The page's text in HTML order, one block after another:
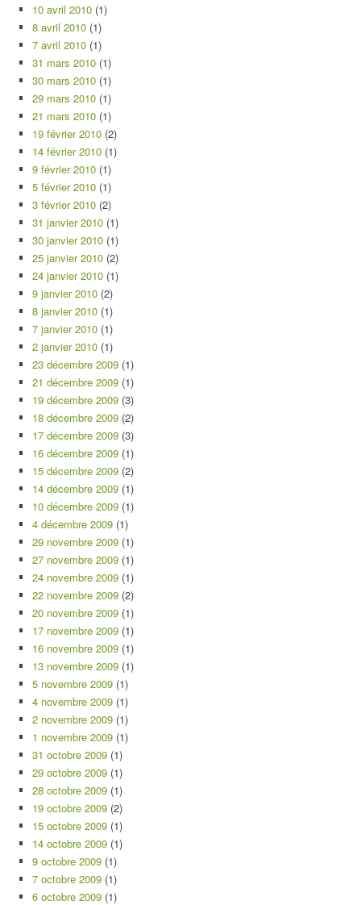
10 avril 2010 (1)
8 avril 2010 (1)
7 avril 2010 (1)
31 mars 2010 (1)
30 mars 2010 (1)
29 mars 2010 (1)
21 mars 2010 (1)
19 février 2010 (2)
14 février 2010 (1)
9 février 2010 (1)
5 février 2010 (1)
3 février 2010 (2)
31 janvier 2010 (1)
30 janvier 2010 (1)
25 janvier 2010 (2)
24 janvier 2010 (1)
9 janvier 2010 (2)
8 janvier 2010 (1)
7 janvier 2010 (1)
2 janvier 2010 (1)
23 décembre 2009 (1)
21 décembre 2009 (1)
19 décembre 2009 (3)
18 décembre 2009 (2)
17 décembre 2009 (3)
16 décembre 2009 (1)
15 décembre 2009 (2)
14 décembre 2009 (1)
10 décembre 2009 (1)
4 décembre 2009 (1)
29 novembre 2009 (1)
27 novembre 2009 (1)
24 novembre 2009 (1)
22 novembre 2009 (2)
20 novembre 2009 (1)
17 novembre 2009 (1)
16 novembre 2009 (1)
13 novembre 2009 (1)
5 novembre 2009 (1)
4 novembre 2009 (1)
2 novembre 2009 (1)
1 novembre 2009 (1)
31 octobre 2009 (1)
29 octobre 2009 (1)
28 octobre 2009 (1)
19 octobre 2009 (2)
15 octobre 2009 (1)
14 octobre 2009 (1)
9 octobre 2009 (1)
7 octobre 2009 (1)
6 octobre 2009 (1)